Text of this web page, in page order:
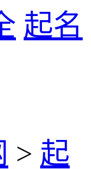
起名
> 起